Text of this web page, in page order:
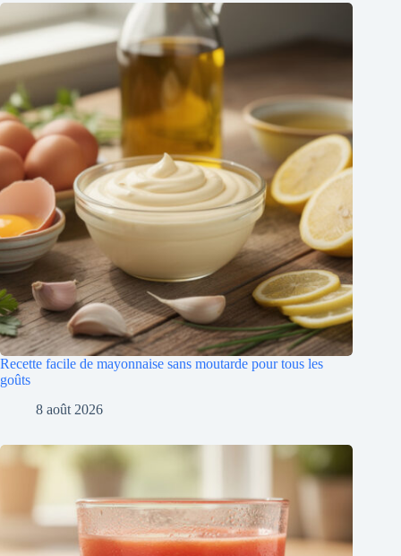
Recette facile de mayonnaise sans moutarde pour tous les
goûts
8 août 2026